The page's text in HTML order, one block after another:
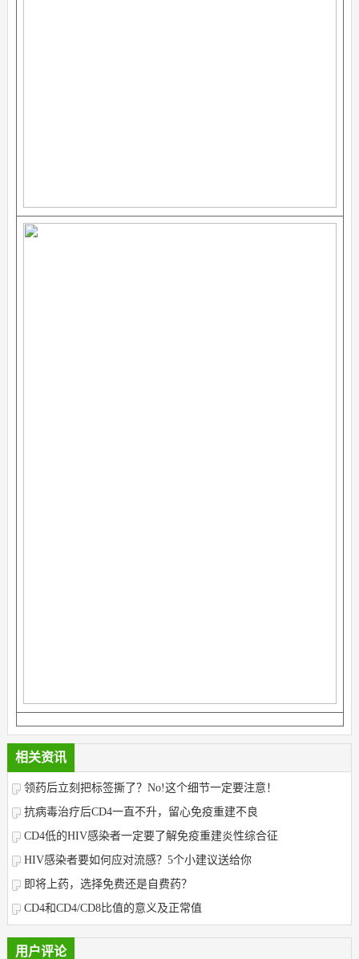
相关资讯
领药后立刻把标签撕了？No!这个细节一定要注意！
抗病毒治疗后CD4一直不升，留心免疫重建不良
CD4低的HIV感染者一定要了解免疫重建炎性综合征
HIV感染者要如何应对流感？5个小建议送给你
即将上药，选择免费还是自费药？
CD4和CD4/CD8比值的意义及正常值
用户评论